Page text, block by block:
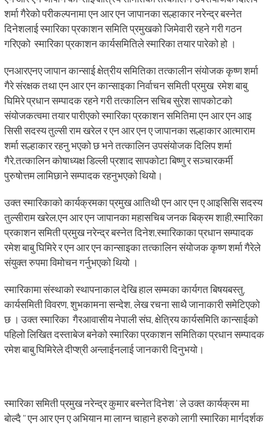
शर्मा गैरेको परीकल्पनामा एन आर एन जापानका सल्हाकार नरेन्द्र बस्नेत
दिनेशलाई स्मारिका प्रकाशन समिति प्रमुखको जिमेवारी रहने गरी गठन
गरिएको स्मारिका प्रकाशन कार्यसमितिले स्मारिका तयार पारेको हो ।
एनआरएनए जापान कान्साई क्षेत्रीय समितिका तत्कालीन संयोजक कृष्ण शर्मा
गैरे संरक्षक तथा एन आर एन कान्साइका निर्वाचन समिती प्रमुख रमेश बाबु
घिमिरे प्रधान सम्पादक रहने गरी तत्कालिन सचिब सुरेश सापकोटको
संयोजकत्वमा तयार पारीएको स्मारिका प्रकाशन समितिमा एन आर एन आइ
सिसी सदस्य तुल्सी राम खरेल र एन आर एन ए जापानका सल्हाकार आत्माराम
शर्मा सल्हाकार रहनु भएको छ भने तत्कालिन उपसंयोजक दिलिप शर्मा
गैरे,तत्कालिन कोषाध्यक्ष डिल्ली प्रशाद सापकोटा बिष्णु र सञ्चारकर्मी
पुरुषोत्तम लामिछाने सम्पादक रहनुभएको थियो।
उक्त स्मारिकाको कार्यक्रमका प्रमुख आतिथी एन आर एन ए आइसिसि सदस्य
तुल्सीराम खरेल,एन आर एन जापानका महासचिब जनक बिक्रम शाही,स्मारिका
प्रकाशन समिती प्रमुख नरेन्द्र बस्नेत दिनेश,स्मारिकाका प्रधान सम्पादक
रमेश बाबु घिमिरे र एन आर एन कान्साइका तत्कालिन संयोजक कृष्ण शर्मा गैरेले
संयुक्त रुपमा विमोचन गर्नुभएको थियो ।
स्मारिकामा संस्थाको स्थापनाकाल देखि हाल सम्मका कार्यगत बिषयबस्तु,
कार्यसमिती विवरण, शुभकामना सन्देश, लेख रचना साथै जानाकारी समेटिएको
छ । उक्त स्मारिका गैरआवासीय नेपाली संघ, क्षेत्रिय कार्यसमिति कान्साईको
पहिलो लिखित दस्ताबेज बनेको स्मारिका प्रकाशन समितिका प्रधान सम्पादक
रमेश बाबु घिमिरेले दीप्श्री अन्लाईनलाई जानकारी दिनुभयो।
स्मारिका समिती प्रमुख नरेन्द्र कुमार बस्नेत’दिनेश ‘ ले उक्त कार्यक्रम मा
बोल्दै “ एन आर एन ए अभियान मा लाग्न चाहाने हरुको लागी स्मारिका मार्गदर्शक